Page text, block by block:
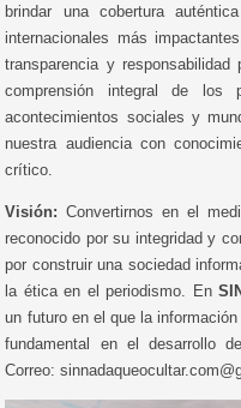
brindar una cobertura
internacionales más
transparencia y
comprensión integral de los
acontecimientos sociales y
nuestra audiencia con
crítico.
Visión: Convertirnos en el
reconocido por su integridad y
por construir una sociedad
la ética en el periodismo. En
un futuro en el que la
fundamental en el desarrollo
Correo: